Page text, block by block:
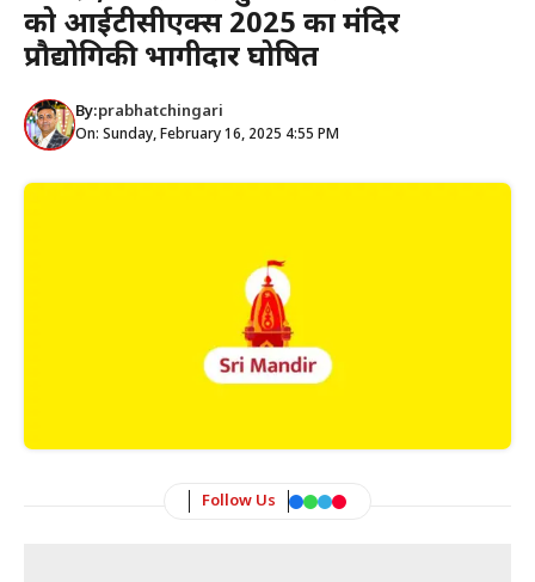
को आईटीसीएक्स 2025 का मंदिर
प्रौद्योगिकी भागीदार घोषित
By:prabhatchingari
On: Sunday, February 16, 2025 4:55 PM
Follow Us